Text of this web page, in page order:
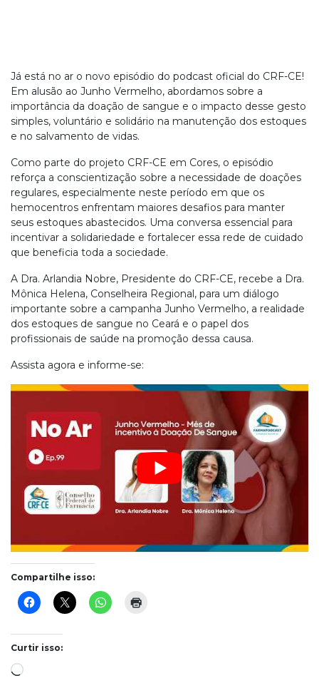
Já está no ar o novo episódio do podcast oficial do CRF-CE!
Em alusão ao Junho Vermelho, abordamos sobre a
importância da doação de sangue e o impacto desse gesto
simples, voluntário e solidário na manutenção dos estoques
e no salvamento de vidas.
Como parte do projeto CRF-CE em Cores, o episódio
reforça a conscientização sobre a necessidade de doações
regulares, especialmente neste período em que os
hemocentros enfrentam maiores desafios para manter
seus estoques abastecidos. Uma conversa essencial para
incentivar a solidariedade e fortalecer essa rede de cuidado
que beneficia toda a sociedade.
A Dra. Arlandia Nobre, Presidente do CRF-CE, recebe a Dra.
Mônica Helena, Conselheira Regional, para um diálogo
importante sobre a campanha Junho Vermelho, a realidade
dos estoques de sangue no Ceará e o papel dos
profissionais de saúde na promoção dessa causa.
Assista agora e informe-se:
Compartilhe isso:
Curtir isso:
Carregando...